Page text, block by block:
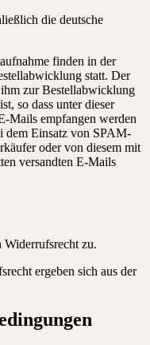
die deutsche
finden in der
statt. Der
zur Bestellabwicklung
so dass unter dieser
Mails empfangen werden
dem Einsatz von SPAM-
oder von diesem mit
versandten E-Mails
Widerrufsrecht zu.
ergeben sich aus der